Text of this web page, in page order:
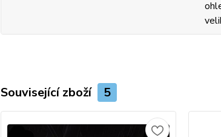
Související zboží 5